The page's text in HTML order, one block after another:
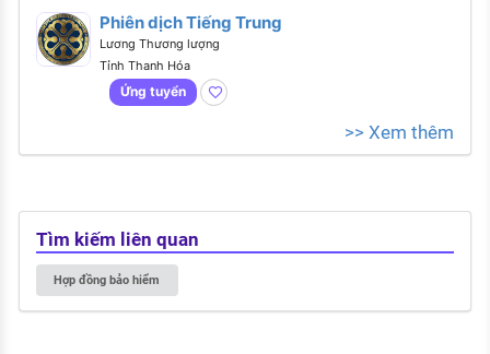
Phiên dịch Tiếng Trung
Lương Thương lượng
Tỉnh Thanh Hóa
Ứng tuyển
>> Xem thêm
Tìm kiếm liên quan
Hợp đồng bảo hiểm